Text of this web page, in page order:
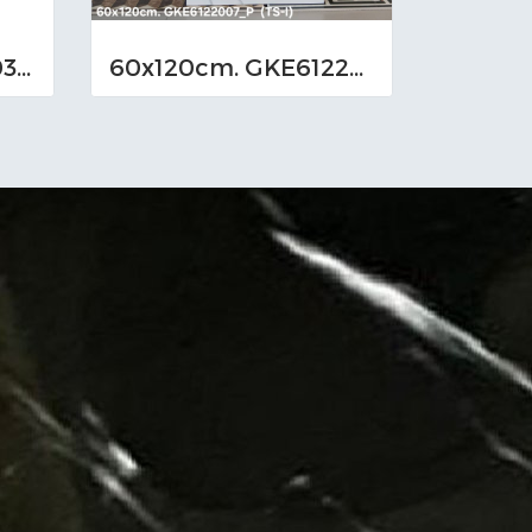
60x120cm. TXP6003 (MO) 60x120cm. GKE6122007_P (TS-I)